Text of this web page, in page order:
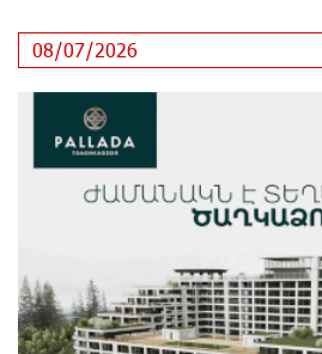
Արժևորվում է Շիրակի
բանահյուսությունը
Վրաստանում պետական
ՌԴ-ն պատրաստ է